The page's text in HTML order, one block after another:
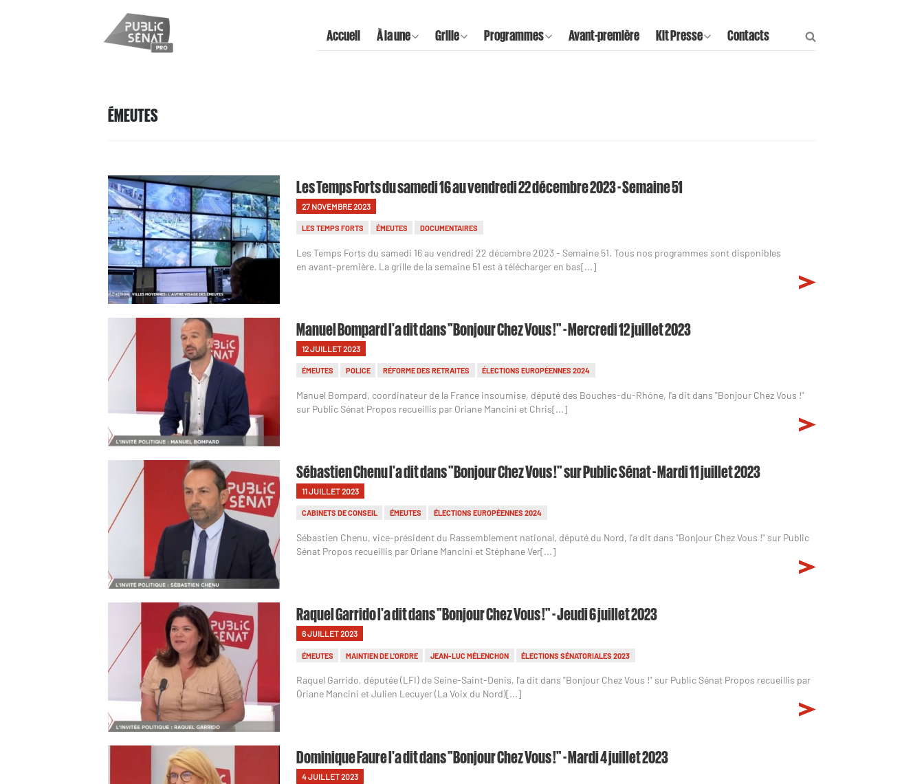
Accueil À la une Grille Programmes Avant-première Kit Presse Contacts
ÉMEUTES
Les Temps Forts du samedi 16 au vendredi 22 décembre 2023 - Semaine 51
27 NOVEMBRE 2023
LES TEMPS FORTS ÉMEUTES DOCUMENTAIRES
Les Temps Forts du samedi 16 au vendredi 22 décembre 2023 - Semaine 51. Tous nos programmes sont disponibles
en avant-première. La grille de la semaine 51 est à télécharger en bas[...]
Manuel Bompard l'a dit dans "Bonjour Chez Vous !" - Mercredi 12 juillet 2023
12 JUILLET 2023
ÉMEUTES POLICE RÉFORME DES RETRAITES ÉLECTIONS EUROPÉENNES 2024
Manuel Bompard, coordinateur de la France insoumise, député des Bouches-du-Rhône, l'a dit dans "Bonjour Chez Vous !"
sur Public Sénat Propos recueillis par Oriane Mancini et Chris[...]
Sébastien Chenu l'a dit dans "Bonjour Chez Vous !" sur Public Sénat - Mardi 11 juillet 2023
11 JUILLET 2023
CABINETS DE CONSEIL ÉMEUTES ÉLECTIONS EUROPÉENNES 2024
Sébastien Chenu, vice-président du Rassemblement national, député du Nord, l'a dit dans "Bonjour Chez Vous !" sur Public
Sénat Propos recueillis par Oriane Mancini et Stéphane Ver[...]
Raquel Garrido l'a dit dans "Bonjour Chez Vous !" - Jeudi 6 juillet 2023
6 JUILLET 2023
ÉMEUTES MAINTIEN DE L'ORDRE JEAN-LUC MÉLENCHON ÉLECTIONS SÉNATORIALES 2023
Raquel Garrido, députée (LFI) de Seine-Saint-Denis, l'a dit dans "Bonjour Chez Vous !" sur Public Sénat Propos recueillis par
Oriane Mancini et Julien Lecuyer (La Voix du Nord)[...]
Dominique Faure l'a dit dans "Bonjour Chez Vous !" - Mardi 4 juillet 2023
4 JUILLET 2023